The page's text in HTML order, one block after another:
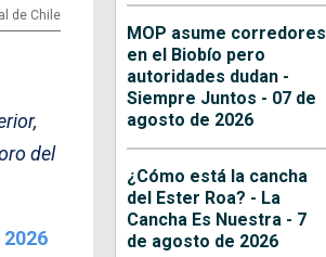
de Chile
del
MOP asume corredores
en el Biobío pero
autoridades dudan -
Siempre Juntos - 07 de
agosto de 2026
¿Cómo está la cancha
del Ester Roa? - La
Cancha Es Nuestra - 7
de agosto de 2026